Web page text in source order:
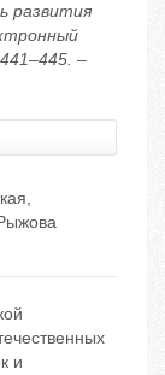
развития
–
,
и